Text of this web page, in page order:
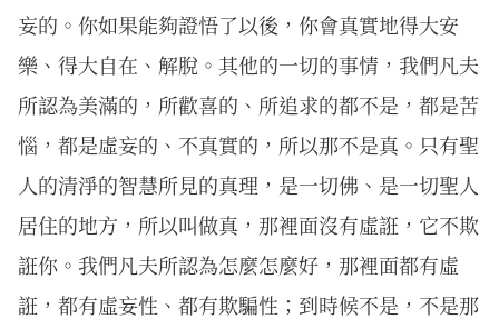
妄的。你如果能夠證悟了以後，你會真實地得大安
樂、得大自在、解脫。其他的一切的事情，我們凡夫
所認為美滿的，所歡喜的、所追求的都不是，都是苦
惱，都是虛妄的、不真實的，所以那不是真。只有聖
人的清淨的智慧所見的真理，是一切佛、是一切聖人
居住的地方，所以叫做真，那裡面沒有虛誑，它不欺
誑你。我們凡夫所認為怎麼怎麼好，那裡面都有虛
誑，都有虛妄性、都有欺騙性；到時候不是，不是那